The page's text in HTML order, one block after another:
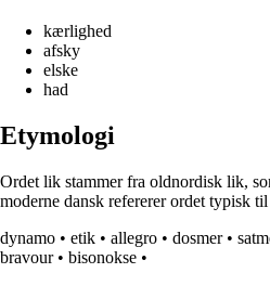
kærlighed
afsky
elske
had
Etymologi
Ordet lik stammer fra oldnordisk lik,
moderne dansk refererer ordet typisk
dynamo • etik • allegro • dosmer•
bravour• bisonokse •